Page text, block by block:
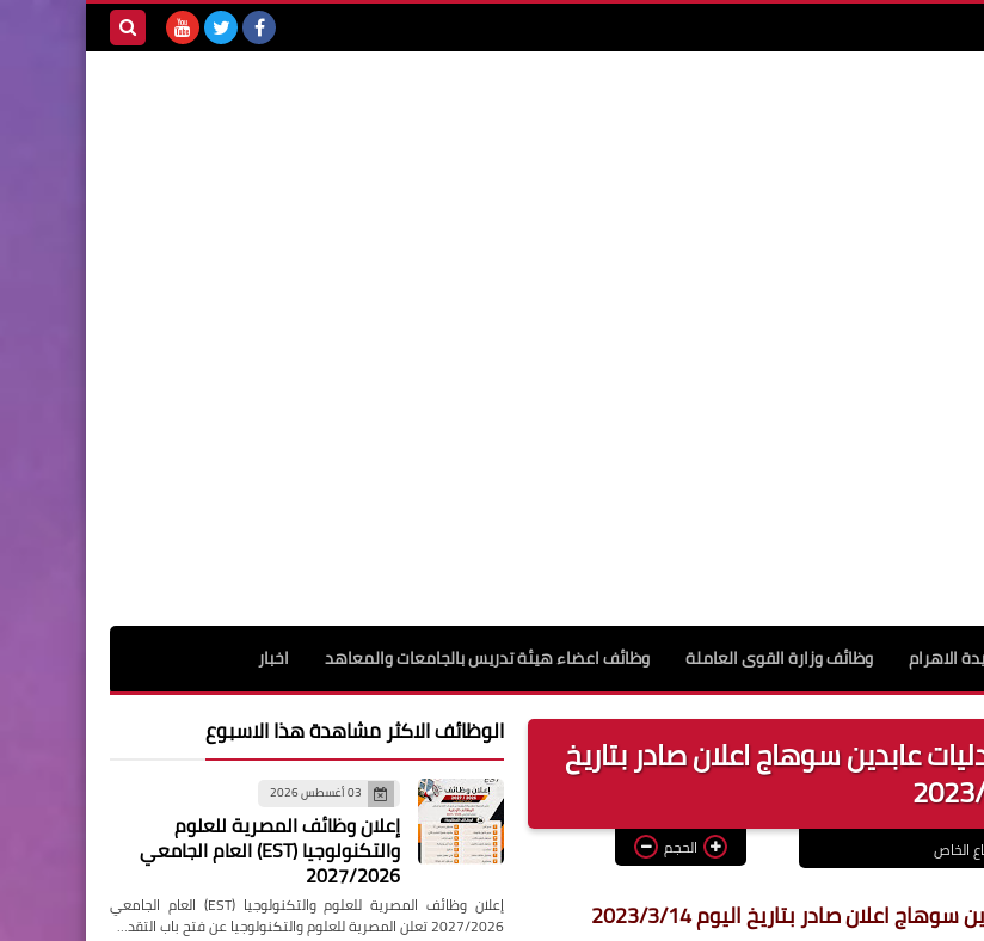
الاهرام وظائف وزارة القوى العاملة وظائف اعضاء هيئة تدريس بالجامعات والمعاهد اخبار
عابدين سوهاج اعلان صادر بتاريخ
الخاص الحجم
صادر بتاريخ اليوم 2023/3/14
الوظائف الاكثر مشاهدة هذا الاسبوع
03 أغسطس 2026
إعلان وظائف المصرية للعلوم
والتكنولوجيا (EST) العام الجامعي
2027/2026
إعلان وظائف المصرية للعلوم والتكنولوجيا (EST) العام الجامعي
2027/2026 تعلن المصرية للعلوم والتكنولوجيا عن فتح باب التقد…